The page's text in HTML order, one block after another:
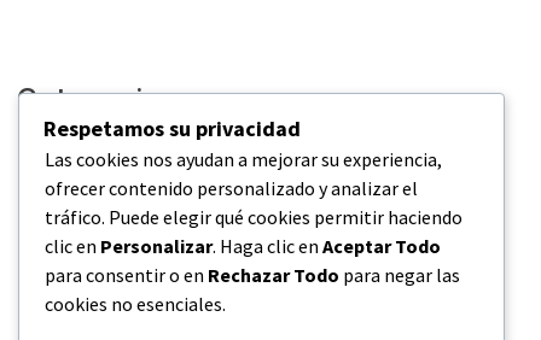
Categories
Empresas
Industrias
Negocios
Novedades
Respetamos su privacidad
Las cookies nos ayudan a mejorar su experiencia,
ofrecer contenido personalizado y analizar el
tráfico. Puede elegir qué cookies permitir haciendo
clic en Personalizar. Haga clic en Aceptar Todo
para consentir o en Rechazar Todo para negar las
cookies no esenciales.